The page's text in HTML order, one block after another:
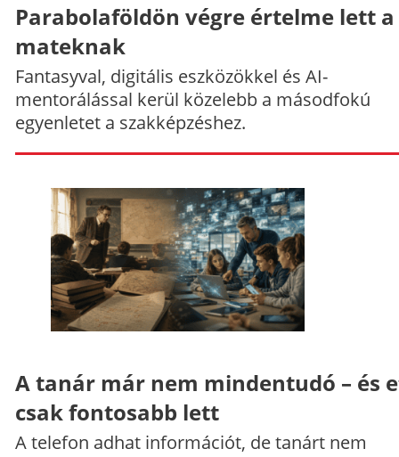
Parabolaföldön végre értelme lett a
mateknak
Fantasyval, digitális eszközökkel és AI-
mentorálással kerül közelebb a másodfokú
egyenletet a szakképzéshez.
A tanár már nem mindentudó – és
csak fontosabb lett
A telefon adhat információt, de tanárt nem